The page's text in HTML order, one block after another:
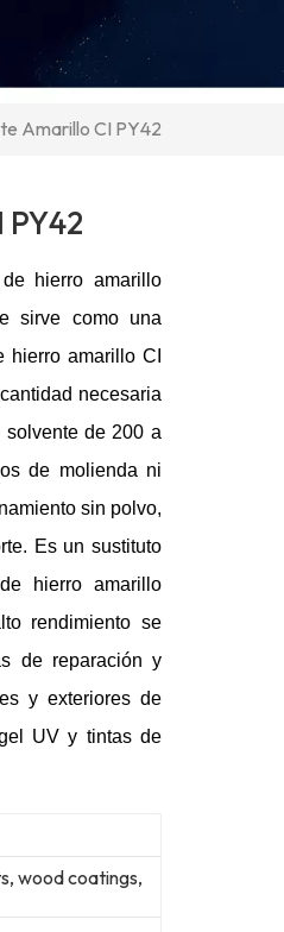
Amarillo CI PY42
hierro amarillo
sirve como una
amarillo CI
necesaria
de 200 a
de molienda ni
sin polvo,
Es un sustituto
hierro amarillo
rendimiento se
de reparación y
y exteriores de
UV y tintas de
wood coatings,